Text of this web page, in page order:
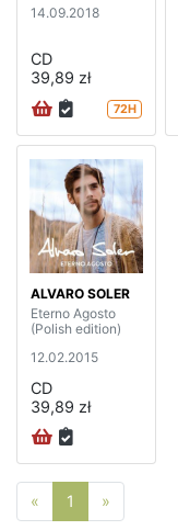
14.09.2018
CD
39,89 zł
72H
ALVARO SOLER
Eterno Agosto
(Polish edition)
12.02.2015
CD
39,89 zł
« Poprzednia strona
1 »